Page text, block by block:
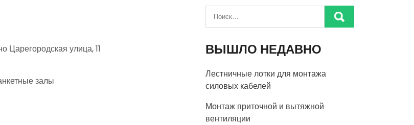
Царегородская улица, 11
залы
ВЫШЛО НЕДАВНО
Лестничные лотки для монтажа
силовых кабелей
Монтаж приточной и вытяжной
вентиляции